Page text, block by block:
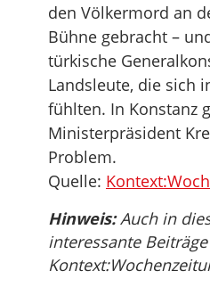
den Völkermord an
Bühne gebracht –
türkische
Landsleute, die sich
fühlten. In Konstanz
Ministerpräsident
Problem.
Quelle:
Hinweis:Auch in
interessante